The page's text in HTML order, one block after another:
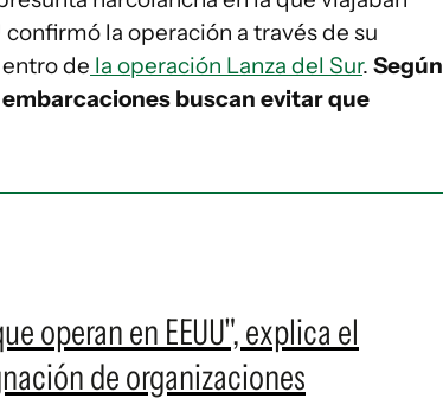
la operación a través de su
de la operación Lanza del Sur. Según
buscan evitar que
operan en EEUU", explica el
de organizaciones